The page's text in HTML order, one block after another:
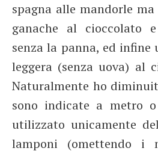
spagna alle mandorle
ganache al cioccolato
senza la panna, ed infine
leggera (senza uova) al
Naturalmente ho
sono indicate a metro
utilizzato unicamente
lamponi (omettendo i